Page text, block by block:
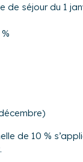
de séjour du 1
de 10 %